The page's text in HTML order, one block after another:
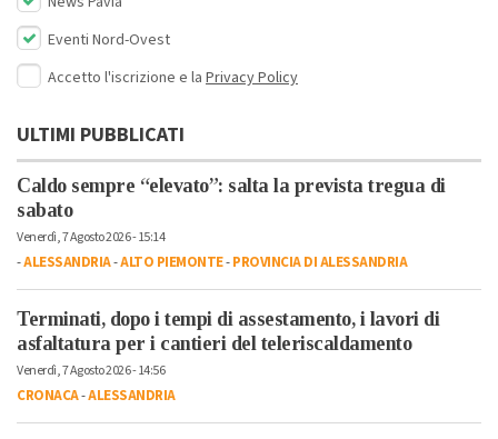
Eventi Nord-Ovest
Accetto l'iscrizione e la Privacy Policy
ULTIMI PUBBLICATI
Caldo sempre “elevato”: salta la prevista tregua di
sabato
Venerdì, 7 Agosto 2026 - 15:14
-ALESSANDRIA-ALTO PIEMONTE-PROVINCIA DI ALESSANDRIA
Terminati, dopo i tempi di assestamento, i lavori di
asfaltatura per i cantieri del teleriscaldamento
Venerdì, 7 Agosto 2026 - 14:56
CRONACA-ALESSANDRIA